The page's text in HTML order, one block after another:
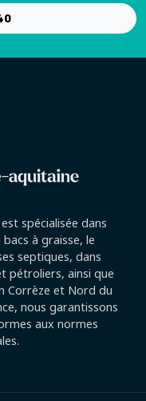
spécialisée dans
à graisse, le
septiques, dans
pétroliers, ainsi que
Corrèze et Nord du
nous garantissons
aux normes